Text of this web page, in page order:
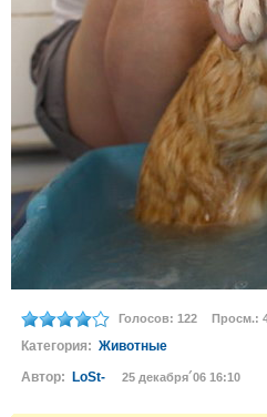
Голосов: 122 Просм.:
Категория: Животные
Автор:
LoSt- 25 декабря´06 16:10